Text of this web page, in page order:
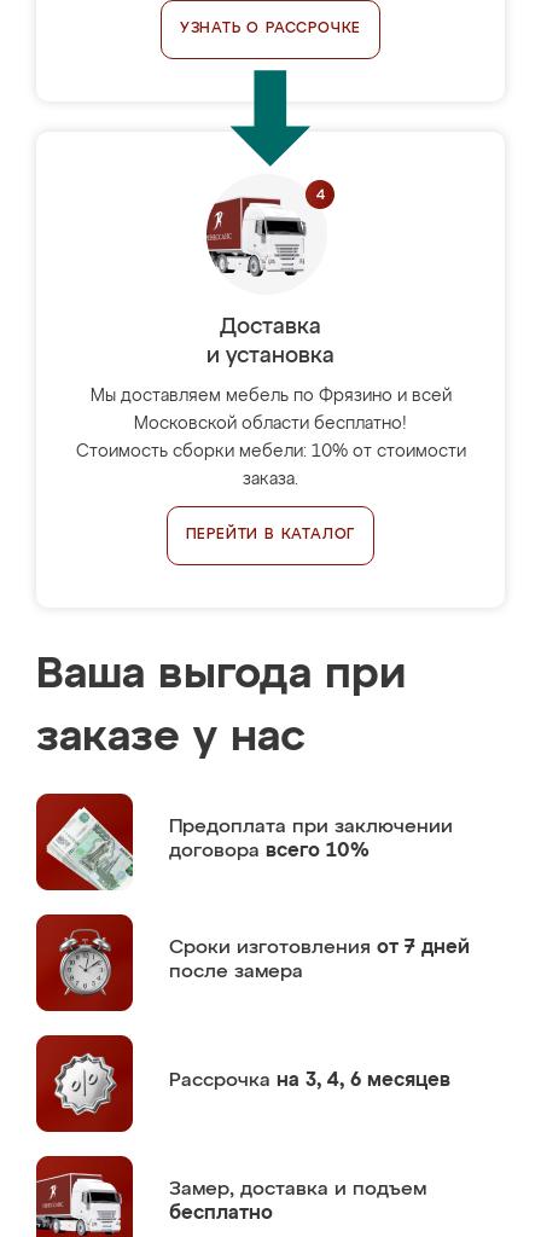
УЗНАТЬ О РАССРОЧКЕ
Доставка
и установка
Мы доставляем мебель по Фрязино и всей
Московской области бесплатно!
Стоимость сборки мебели: 10% от стоимости
заказа.
ПЕРЕЙТИ В КАТАЛОГ
Ваша выгода при
заказе у нас
Предоплата при заключении
договора всего 10%
Сроки изготовления от 7 дней
после замера
Рассрочка на 3, 4, 6 месяцев
Замер, доставка и подъем
бесплатно